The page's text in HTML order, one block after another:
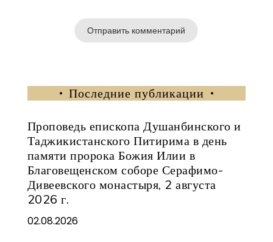
Последние публикации
Проповедь епископа Душанбинского и
Таджикистанского Питирима в день
памяти пророка Божия Илии в
Благовещенском соборе Серафимо-
Дивеевского монастыря, 2 августа
2026 г.
02.08.2026